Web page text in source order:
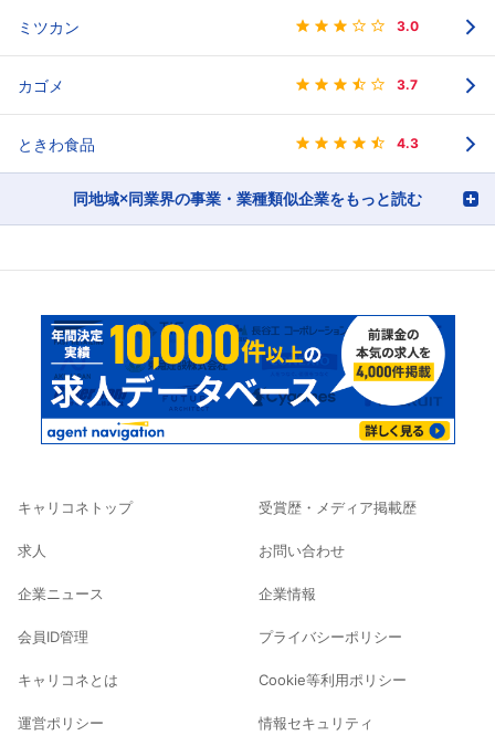
ミツカン 3.0
カゴメ 3.7
ときわ食品 4.3
同地域×同業界の事業・業種類似企業をもっと読む
キャリコネトップ
求人
企業ニュース
会員ID管理
キャリコネとは
運営ポリシー
受賞歴・メディア掲載歴
お問い合わせ
企業情報
プライバシーポリシー
Cookie等利用ポリシー
情報セキュリティ